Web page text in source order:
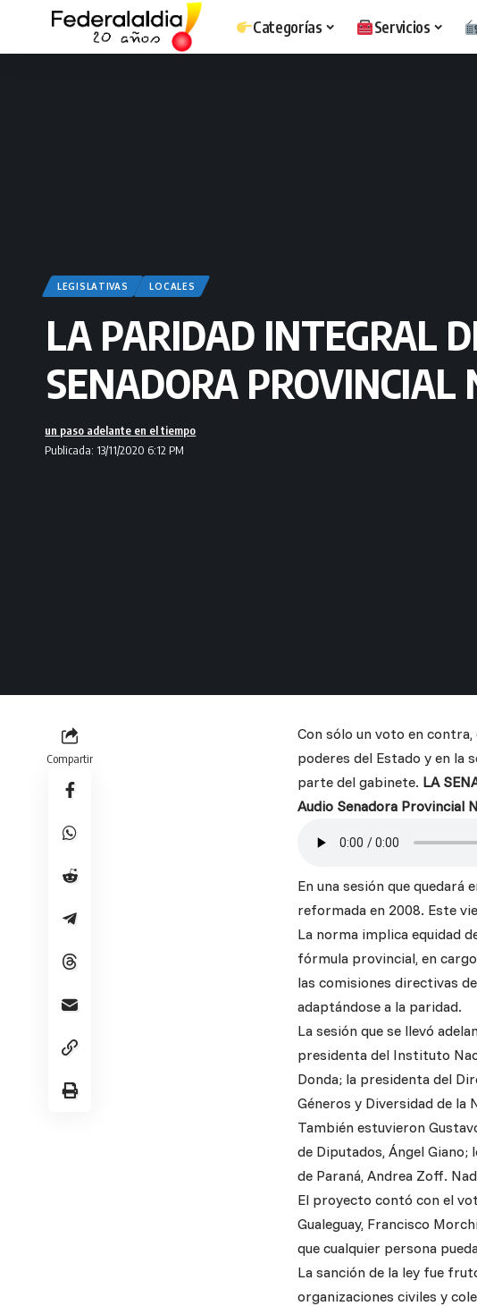
Categorías Servicios
LEGISLATIVAS LOCALES
LA PARIDAD INTEGRAL
SENADORA
Publicada: 13/11/2020 6:12 PM
un paso adelante en el tiempo
Compartir
Con sólo un voto en
poderes del Estado y en la
parte del gabinete. LA
Audio Senadora Provincial
En una sesión que
reformada en 2008. Este
La norma implica equidad
fórmula provincial, en
las comisiones directivas
adaptándose a la paridad.
La sesión que se llevó
presidenta del Instituto
Donda; la presidenta del
Géneros y Diversidad de la
También estuvieron
de Diputados, Ángel
de Paraná, Andrea Zoff.
El proyecto contó con el
Gualeguay, Francisco
que cualquier persona
La sanción de la ley fue
organizaciones civiles y